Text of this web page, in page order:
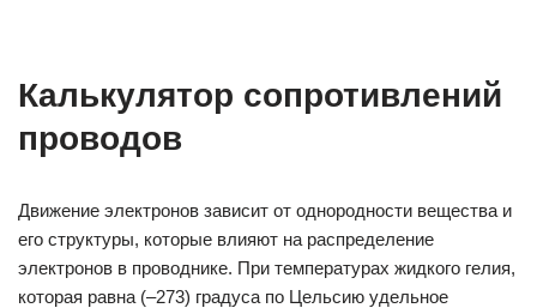
Калькулятор сопротивлений
проводов
Движение электронов зависит от однородности вещества и
его структуры, которые влияют на распределение
электронов в проводнике. При температурах жидкого гелия,
которая равна (–273) градуса по Цельсию удельное